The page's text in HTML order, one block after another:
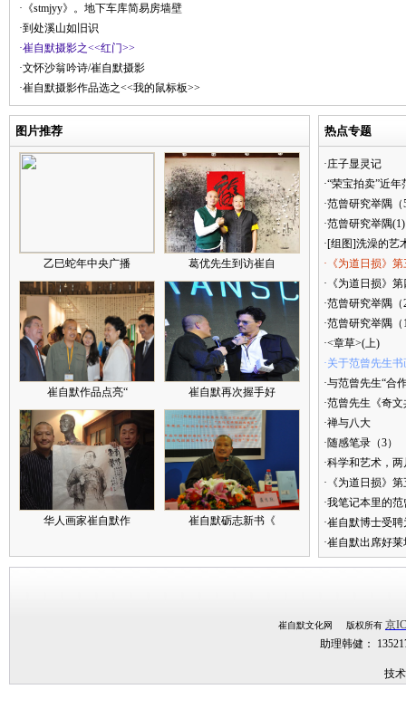
·《stmjyy》。地下车库简易房墙壁
·到处溪山如旧识
·崔自默摄影之<<红门>>
·文怀沙翁吟诗/崔自默摄影
·崔自默摄影作品选之<<我的鼠标板>>
图片推荐
乙巳蛇年中央广播 葛优先生到访崔自
崔自默作品点亮“ 崔自默再次握手好
华人画家崔自默作 崔自默砺志新书《
热点专题
·庄子显灵记
·“荣宝拍卖”近
·范曾研究举隅（
·范曾研究举隅(1)
·[组图]洗澡的艺
·《为道日损》
·《为道日损》
·范曾研究举隅（
·范曾研究举隅（
·<章草>(上)
·关于范曾先生
·与范曾先生“合
·范曾先生《奇
·禅与八大
·随感笔录（3）
·科学和艺术，
·《为道日损》
·我笔记本里的
·崔自默博士受
·崔自默出席好
崔自默文化网 版权所有 京
助理韩健：
技